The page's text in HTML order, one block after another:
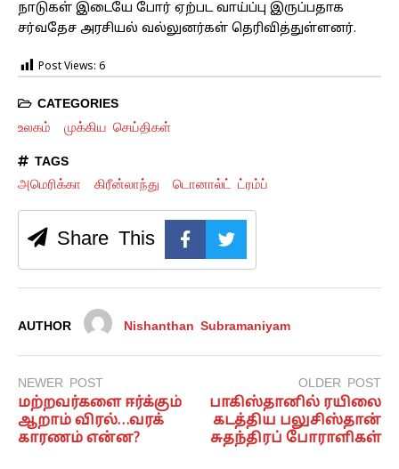
நாடுகள் இடையே போர் ஏற்பட வாய்ப்பு இருப்பதாக
சர்வதேச அரசியல் வல்லுனர்கள் தெரிவித்துள்ளனர்.
Post Views: 6
CATEGORIES
உலகம் முக்கிய செய்திகள்
TAGS
அமெரிக்கா கிரீன்லாந்து டொனால்ட் ட்ரம்ப்
Share This
AUTHOR Nishanthan Subramaniyam
NEWER POST
மற்றவர்களை ஈர்க்கும்
ஆறாம் விரல்…வரக்
காரணம் என்ன?
OLDER POST
பாகிஸ்தானில் ரயிலை
கடத்திய பலுசிஸ்தான்
சுதந்திரப் போராளிகள்